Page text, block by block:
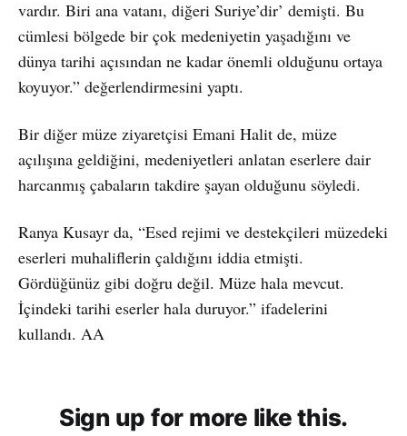
vardır. Biri ana vatanı, diğeri Suriye’dir’ demişti. Bu
cümlesi bölgede bir çok medeniyetin yaşadığını ve
dünya tarihi açısından ne kadar önemli olduğunu ortaya
koyuyor.” değerlendirmesini yaptı.
Bir diğer müze ziyaretçisi Emani Halit de, müze
açılışına geldiğini, medeniyetleri anlatan eserlere dair
harcanmış çabaların takdire şayan olduğunu söyledi.
Ranya Kusayr da, “Esed rejimi ve destekçileri müzedeki
eserleri muhaliflerin çaldığını iddia etmişti.
Gördüğünüz gibi doğru değil. Müze hala mevcut.
İçindeki tarihi eserler hala duruyor.” ifadelerini
kullandı. AA
Sign up for more like this.